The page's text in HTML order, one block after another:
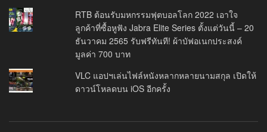
RTB ต้อนรับมหกรรมฟุตบอลโลก 2022 เอาใจ
ลูกค้าที่ซื้อหูฟัง Jabra Elite Series ตั้งแต่วันนี้ – 20
ธันวาคม 2565 รับฟรีทันที! ผ้าบัฟอเนกประสงค์
มูลค่า 700 บาท
VLC แอปฯเล่นไฟล์หนังหลากหลายนามสกุล เปิดให้
ดาวน์โหลดบน iOS อีกครั้ง